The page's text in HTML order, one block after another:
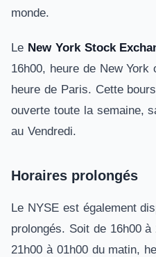
monde.
Le New York Stock
16h00, heure de New York
heure de Paris. Cette
ouverte toute la semaine,
au Vendredi.
Horaires prolongés
Le NYSE est également
prolongés. Soit de 16h00
21h00 à 01h00 du matin,